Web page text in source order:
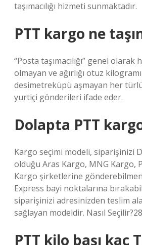
taşımacılığı hizmeti sunmaktadır.
PTT kargo ne
“Posta taşımacılığı” genel olarak
olmayan ve ağırlığı otuz
desimetreküpü aşmayan her
yurtiçi gönderileri ifade eder.
Dolapta PTT
Kargo seçimi modeli, siparişinizi
olduğu Aras Kargo, MNG Kargo,
Kargo şirketlerine
Express bayi noktalarına
siparişinizi adresinizden teslim
sağlayan modeldir. Nasıl
PTT kilo başı kaç